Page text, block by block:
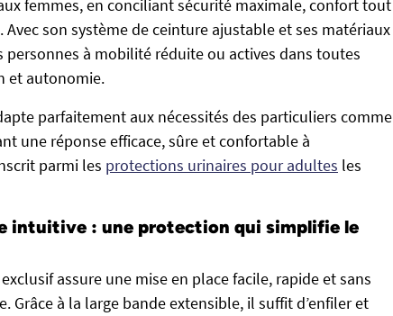
femmes, en conciliant sécurité maximale, confort tout
son système de ceinture ajustable et ses matériaux
personnes à mobilité réduite ou actives dans toutes
et autonomie.
parfaitement aux nécessités des particuliers comme
une réponse efficace, sûre et confortable à
parmi les protections urinaires pour adultes les
intuitive : une protection qui simplifie le
exclusif assure une mise en place facile, rapide et sans
Grâce à la large bande extensible, il suffit d’enfiler et